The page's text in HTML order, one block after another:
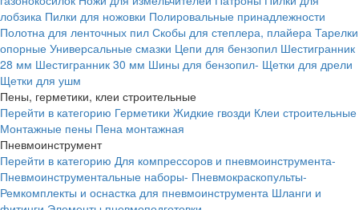
лобзика Пилки для ножовки Полировальные принадлежности
Полотна для ленточных пил Скобы для степлера, плайера Тарелки
опорные Универсальные смазки Цепи для бензопил Шестигранник
28 мм Шестигранник 30 мм Шины для бензопил- Щетки для дрели
Щетки для ушм
Пены, герметики, клеи строительные
Перейти в категорию Герметики Жидкие гвозди Клеи строительные
Монтажные пены Пена монтажная
Пневмоинструмент
Перейти в категорию Для компрессоров и пневмоинструмента-
Пневмоинструментальные наборы- Пневмокраскопульты-
Ремкомплекты и оснастка для пневмоинструмента Шланги и